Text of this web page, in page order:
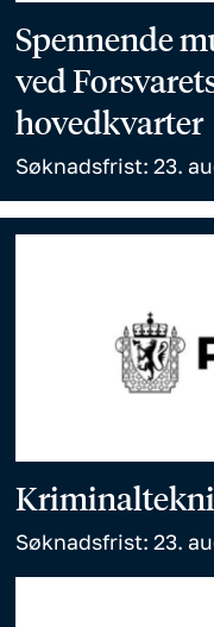
Spennende
ved
hovedkvarter
Søknadsfrist: 23.
Søknadsfrist: 23.